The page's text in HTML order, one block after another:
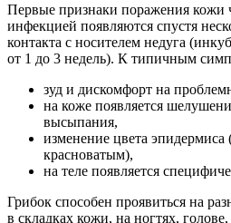
Первые признаки поражения кожи
инфекцией появляются спустя
контакта с носителем недуга
от 1 до 3 недель). К типичным
зуд и дискомфорт на
на коже появляется
высыпания,
изменение цвета эпидермиса
красноватым),
на теле появляется
Грибок способен проявиться на
в складках кожи, на ногтях,